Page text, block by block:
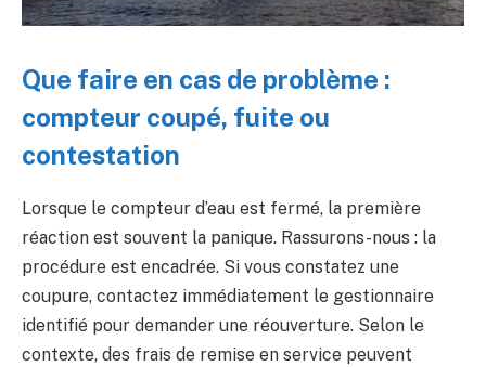
Que faire en cas de problème :
compteur coupé, fuite ou
contestation
Lorsque le compteur d’eau est fermé, la première
réaction est souvent la panique. Rassurons-nous : la
procédure est encadrée. Si vous constatez une
coupure, contactez immédiatement le gestionnaire
identifié pour demander une réouverture. Selon le
contexte, des frais de remise en service peuvent